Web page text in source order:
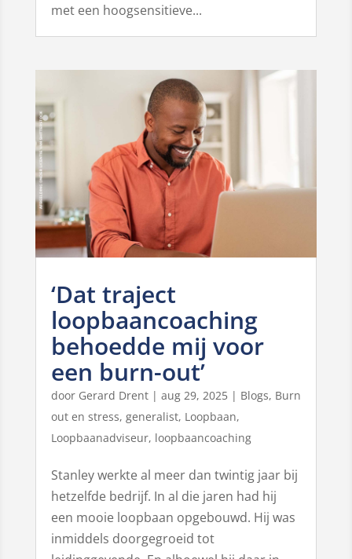
met een hoogsensitieve...
‘Dat traject
loopbaancoaching
behoedde mij voor
een burn-out’
door Gerard Drent| aug 29, 2025| Blogs, Burn
out en stress, generalist, Loopbaan,
Loopbaanadviseur, loopbaancoaching
Stanley werkte al meer dan twintig jaar bij
hetzelfde bedrijf. In al die jaren had hij
een mooie loopbaan opgebouwd. Hij was
inmiddels doorgegroeid tot